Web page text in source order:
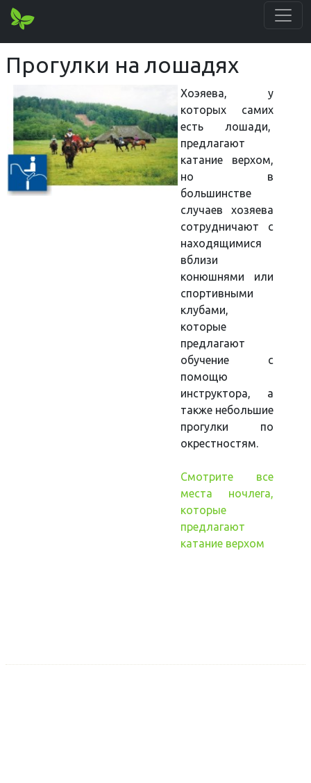
Прогулки на лошадях
Хоэяева, у
которых самих
есть лошади,
предлагают
катание верхом,
но в
большинстве
случаев хозяева
сотрудничают с
находящимися
вблизи
конюшнями или
спортивными
клубами,
которые
предлагают
обучение с
помощю
инструктора, а
также небольшие
прогулки по
окрестностям.
Cмотрите все
места ночлега,
которые
предлагают
катание верхом